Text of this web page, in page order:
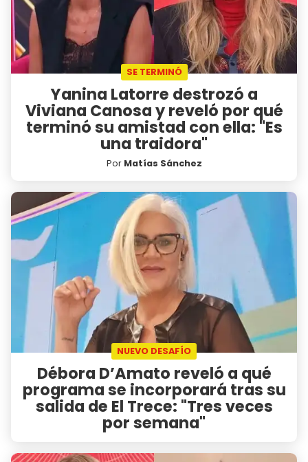
SE TERMINÓ
Yanina Latorre destrozó a
Viviana Canosa y reveló por qué
terminó su amistad con ella: "Es
una traidora"
Por Matías Sánchez
NUEVO DESAFÍO
Débora D’Amato reveló a qué
programa se incorporará tras su
salida de El Trece: "Tres veces
por semana"